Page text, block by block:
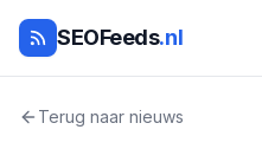
SEOFeeds.nl
Terug naar nieuws